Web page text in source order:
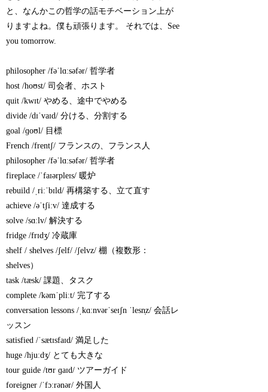
と、なんかこの哲学の話モチベーション上が
りますよね。僕も頑張ります。 それでは、See
you tomorrow.
philosopher /fəˈlɑːsəfər/ 哲学者
host /hoʊst/ 司会者、ホスト
quit /kwɪt/ やめる、途中でやめる
divide /dɪˈvaɪd/ 分ける、分割する
goal /ɡoʊl/ 目標
French /frentʃ/ フランスの、フランス人
philosopher /fəˈlɑːsəfər/ 哲学者
fireplace /ˈfaɪərpleɪs/ 暖炉
rebuild /ˌriːˈbɪld/ 再構築する、立て直す
achieve /əˈtʃiːv/ 達成する
solve /sɑːlv/ 解決する
fridge /frɪdʒ/ 冷蔵庫
shelf / shelves /ʃelf/ /ʃelvz/ 棚（複数形：
shelves）
task /tæsk/ 課題、タスク
complete /kəmˈpliːt/ 完了する
conversation lessons /ˌkɑːnvərˈseɪʃn ˈlesn̩z/ 会話レ
ッスン
satisfied /ˈsætɪsfaɪd/ 満足した
huge /hjuːdʒ/ とても大きな
tour guide /tʊr ɡaɪd/ ツアーガイド
foreigner /ˈfɔːrənər/ 外国人